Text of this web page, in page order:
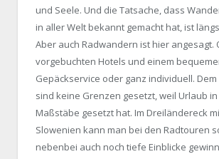
und Seele. Und die Tatsache, dass
in aller Welt bekannt gemacht hat, ist
Aber auch Radwandern ist hier angesagt.
vorgebuchten Hotels und einem
Gepäckservice oder ganz individuell.
sind keine Grenzen gesetzt, weil Urlaub
Maßstäbe gesetzt hat. Im Dreiländereck
Slowenien kann man bei den Radtouren
nebenbei auch noch tiefe Einblicke